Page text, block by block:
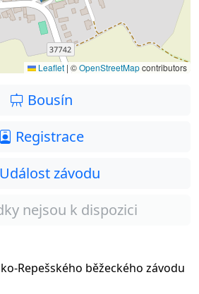
Leaflet | ©OpenStreetMapcontributors
Bousín
Registrace
Událost závodu
nejsou k dispozici
Repešského běžeckého závodu